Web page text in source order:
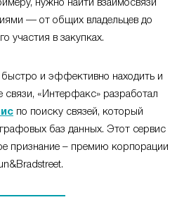
нужно найти взаимосвязи
— от общих владельцев до
участия в закупках.
и эффективно находить и
связи, «Интерфакс» разработал
по поиску связей, который
баз данных. Этот сервис
признание – премию корпорации